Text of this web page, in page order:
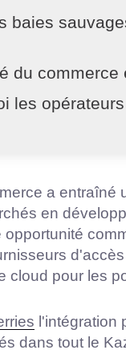
baies
du commerce
les
a
en
cloud pour les
l'intégration
dans tout le